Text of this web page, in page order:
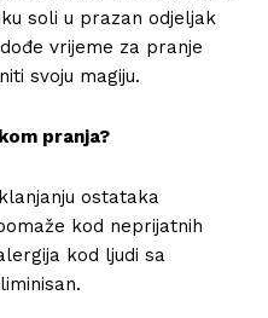
soli u prazan odjeljak
vrijeme za pranje
svoju magiju.
pranja?
ostataka
kod neprijatnih
kod ljudi sa